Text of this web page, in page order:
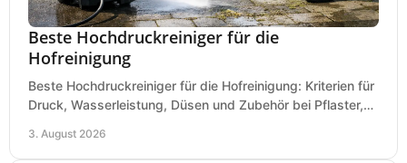
Beste Hochdruckreiniger für die
Hofreinigung
Beste Hochdruckreiniger für die Hofreinigung: Kriterien für
Druck, Wasserleistung, Düsen und Zubehör bei Pflaster,
3. August 2026